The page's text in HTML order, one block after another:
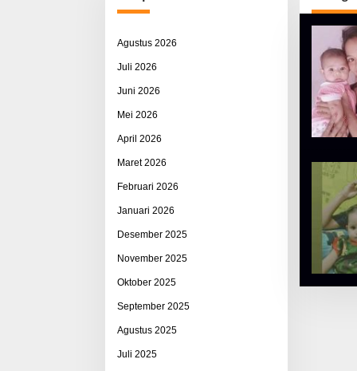
Agustus 2026
Juli 2026
Juni 2026
Mei 2026
April 2026
Maret 2026
Februari 2026
Januari 2026
Desember 2025
November 2025
Oktober 2025
September 2025
Agustus 2025
Juli 2025